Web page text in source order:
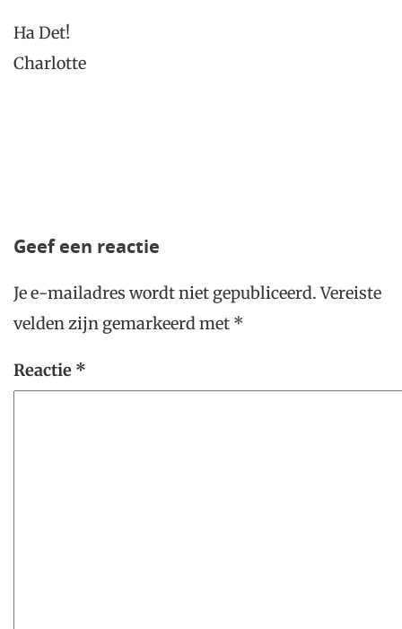
Ha Det!
Charlotte
Geef een reactie
Je e-mailadres wordt niet gepubliceerd. Vereiste
velden zijn gemarkeerd met *
Reactie *